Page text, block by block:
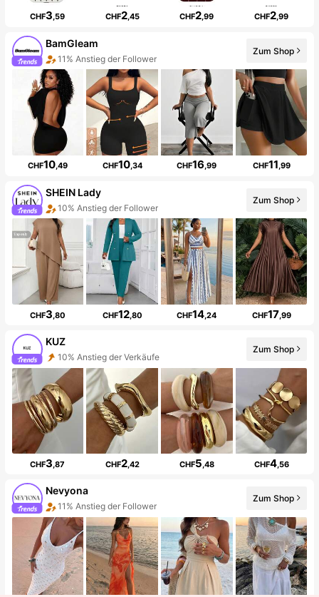
CHF3,59 CHF2,45 CHF2,99 CHF2,99
BamGleam
11% Anstieg der Follower
Zum Shop
CHF10,49 CHF10,34 CHF16,99 CHF11,99
SHEIN Lady
10% Anstieg der Follower
Zum Shop
CHF3 ,80 CHF12,80 CHF14 ,24 CHF17,99
KUZ
10% Anstieg der Verkäufe
Zum Shop
CHF3 ,87 CHF2,42 CHF5 ,48 CHF4,56
Nevyona
11% Anstieg der Follower
Zum Shop